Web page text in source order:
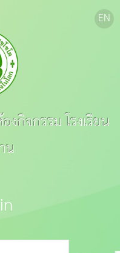
กิจกรรม โรงเรียน
น